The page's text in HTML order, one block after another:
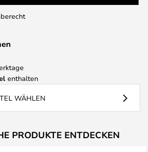
enthalten
WÄHLEN
PRODUKTE ENTDECKEN